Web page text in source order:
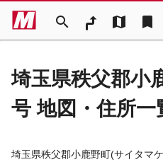
search map bookmark
埼玉県秩父郡小
号 地図・住所一
埼玉県秩父郡小鹿野町(サイタマ